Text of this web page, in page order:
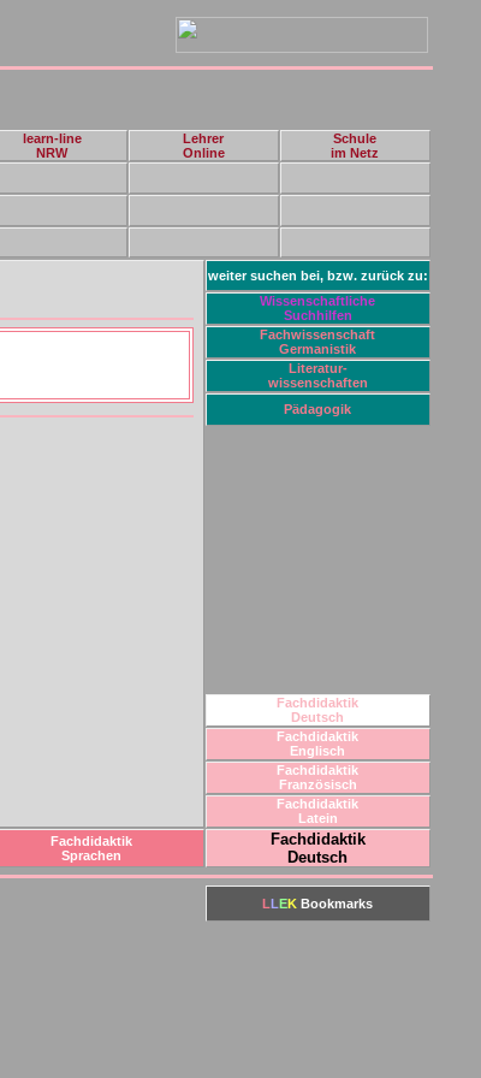
learn-line
NRW
Lehrer
Online
Schule
im Netz
weiter suchen bei, bzw. zurück zu:
Wissenschaftliche
Suchhilfen
Fachwissenschaft
Germanistik
Literatur-
wissenschaften
Pädagogik
Fachdidaktik
Deutsch
Fachdidaktik
Englisch
Fachdidaktik
Französisch
Fachdidaktik
Latein
Fachdidaktik
Sprachen
Fachdidaktik
Deutsch
L L EK Bookmarks